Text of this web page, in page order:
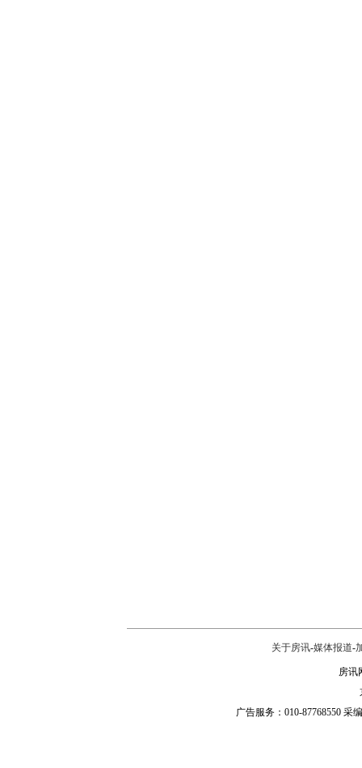
关于房讯-媒体报道-
房讯
广告服务：010-87768550 采